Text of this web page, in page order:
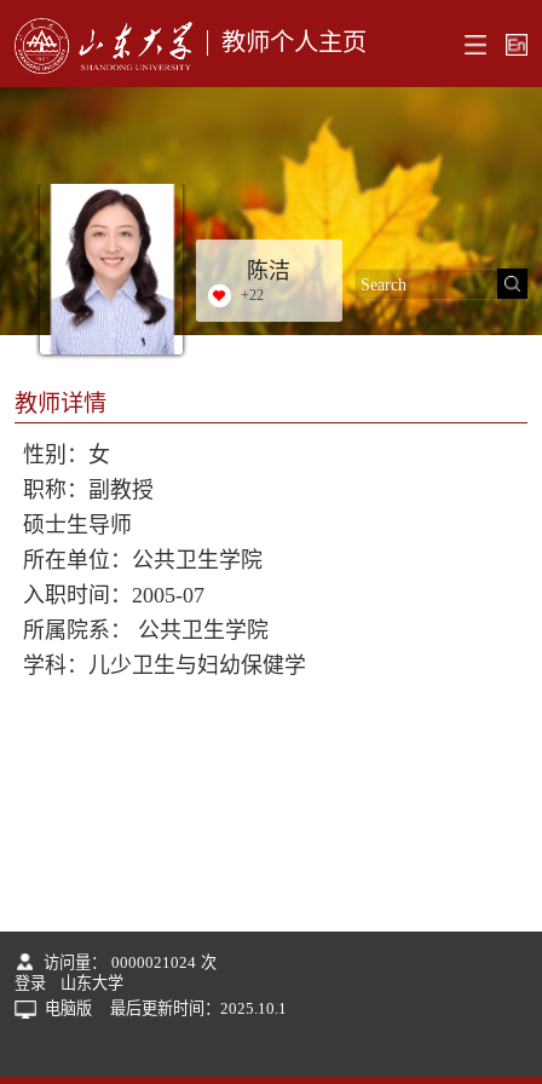
教师个人主页
陈洁
+22
教师详情
性别：女
职称：副教授
硕士生导师
所在单位：公共卫生学院
入职时间：2005-07
所属院系： 公共卫生学院
学科：儿少卫生与妇幼保健学
访问量： 0000021024 次
登录
山东大学
电脑版
最后更新时间： 2025.10.1